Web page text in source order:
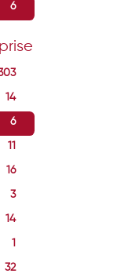
6
14
6
11
16
3
14
1
32